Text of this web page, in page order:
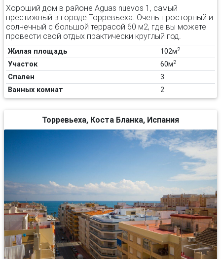
Хороший дом в районе Aguas nuevos 1, самый
престижный в городе Торревьеха. Очень просторный и
солнечный с большой террасой 60 м2, где вы можете
провести свой отдых практически круглый год.
Жилая площадь 102м2
Участок 60м2
Спален
3
Ванных комнат
2
Торревьеха, Коста Бланка, Испания